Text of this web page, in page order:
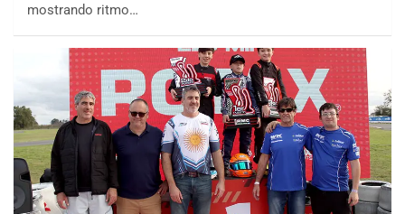
mostrando ritmo…